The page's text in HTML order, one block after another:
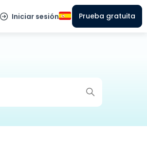
Iniciar sesión Prueba gratuita